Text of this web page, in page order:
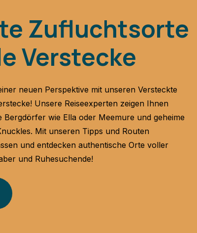
Zufluchtsorte
Verstecke
neuen Perspektive mit unseren Versteckte
! Unsere Reiseexperten zeigen Ihnen
Bergdörfer wie Ella oder Meemure und geheime
Mit unseren Tipps und Routen
und entdecken authentische Orte voller
und Ruhesuchende!